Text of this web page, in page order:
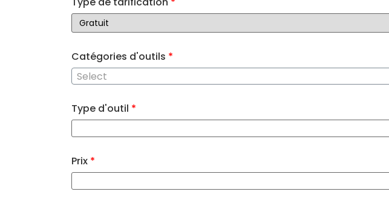
Catégories d'outils *
Select
Type d'outil *
Prix *